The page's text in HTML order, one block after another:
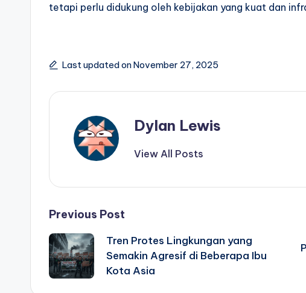
tetapi perlu didukung oleh kebijakan yang kuat dan
Last updated on November 27, 2025
Dylan Lewis
View All Posts
Post
navigation
Previous Post
Tren Protes Lingkungan yang
Semakin Agresif di Beberapa Ibu
Kota Asia